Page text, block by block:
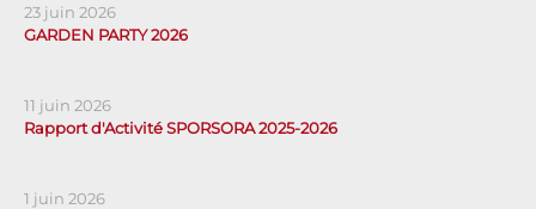
23 juin 2026
GARDEN PARTY 2026
11 juin 2026
Rapport d'Activité SPORSORA 2025-2026
1 juin 2026